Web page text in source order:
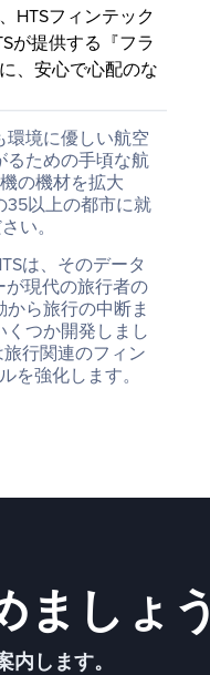
HTSフィンテック
が提供する『フラ
、安心で心配のな
環境に優しい航空
るための手頃な航
の機材を拡大
35以上の都市に就
い。
は、そのデータ
が現代の旅行者の
ら旅行の中断ま
くつか開発しまし
行関連のフィン
を強化します。
ましょう
内します。